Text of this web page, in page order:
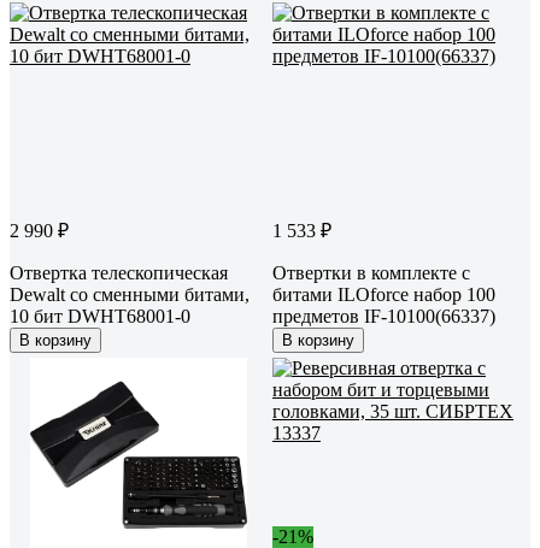
2 990 ₽
Отвертка телескопическая
Dewalt со сменными битами,
10 бит DWHT68001-0
В корзину
1 533 ₽
Отвертки в комплекте с
битами ILOforcе набор 100
предметов IF-10100(66337)
В корзину
-21%